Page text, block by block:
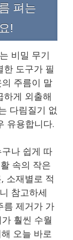
펴는
!
비밀 무기
한 도구가 필
주름이 말
하게 외출해
다림질기 없
유용합니다.
나 쉽게 따
속의 작은
소재별로 적
참고하세
름 제거가 가
훨씬 수월
오늘 바로